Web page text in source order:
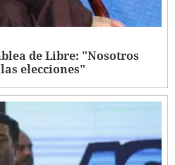
de Libre: "Nosotros
elecciones"